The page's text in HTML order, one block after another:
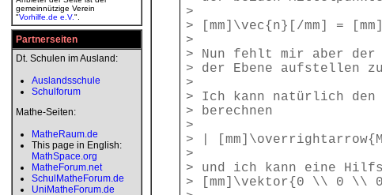
gemeinnützige Verein
"Vorhilfe.de e.V.".
Partnerseiten
Dt. Schulen im Ausland:
Auslandsschule
Schulforum
Mathe-Seiten:
MatheRaum.de
This page in English:
MathSpace.org
MatheForum.net
SchulMatheForum.de
UniMatheForum.de
>
> [mm]\vec{n}[/mm] =
>
> Nun fehlt mir aber der
> der Ebene aufstellen
>
> Ich kann natürlich den
> berechnen
>
> |
>
> und ich kann eine
> [mm]\vektor{0 \\ 0 \\